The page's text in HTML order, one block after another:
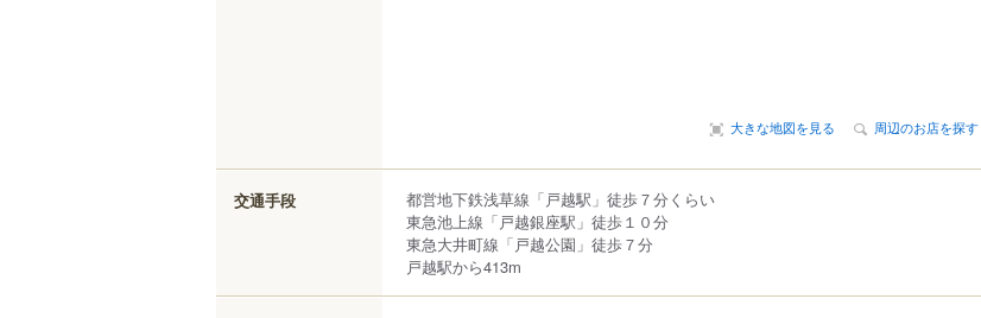
大きな地図を見る 周辺のお店を探す
交通手段
都営地下鉄浅草線「戸越駅」徒歩７分くらい
東急池上線「戸越銀座駅」徒歩１０分
東急大井町線「戸越公園」徒歩７分
戸越駅から413m